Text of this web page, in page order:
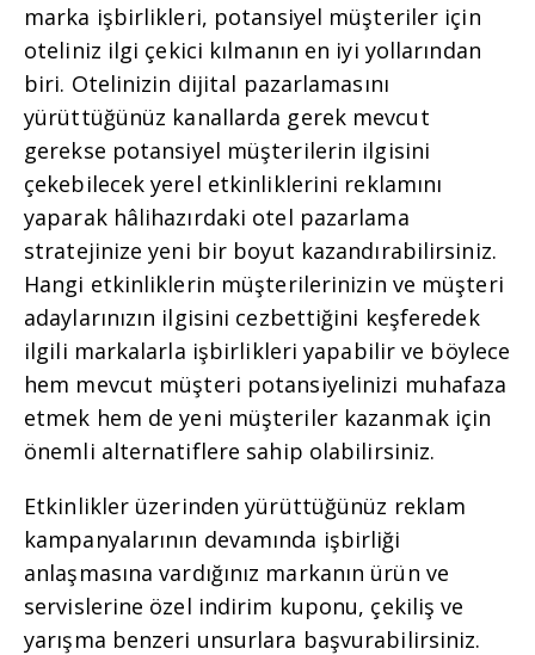
marka işbirlikleri, potansiyel müşteriler için
oteliniz ilgi çekici kılmanın en iyi yollarından
biri. Otelinizin dijital pazarlamasını
yürüttüğünüz kanallarda gerek mevcut
gerekse potansiyel müşterilerin ilgisini
çekebilecek yerel etkinliklerini reklamını
yaparak hâlihazırdaki otel pazarlama
stratejinize yeni bir boyut kazandırabilirsiniz.
Hangi etkinliklerin müşterilerinizin ve müşteri
adaylarınızın ilgisini cezbettiğini keşferedek
ilgili markalarla işbirlikleri yapabilir ve böylece
hem mevcut müşteri potansiyelinizi muhafaza
etmek hem de yeni müşteriler kazanmak için
önemli alternatiflere sahip olabilirsiniz.
Etkinlikler üzerinden yürüttüğünüz reklam
kampanyalarının devamında işbirliği
anlaşmasına vardığınız markanın ürün ve
servislerine özel indirim kuponu, çekiliş ve
yarışma benzeri unsurlara başvurabilirsiniz.